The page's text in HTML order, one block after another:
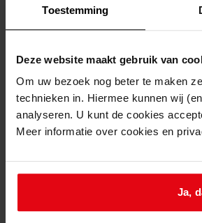
Toestemming
Deze website maakt gebruik van
Om uw bezoek nog beter te maken
technieken in. Hiermee kunnen wij
analyseren. U kunt de cookies
Meer informatie over cookies en
Ja,
Inventaris
Bouwen van een